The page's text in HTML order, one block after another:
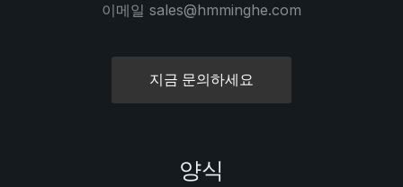
이메일 sales@hmminghe.com
지금 문의하세요
양식